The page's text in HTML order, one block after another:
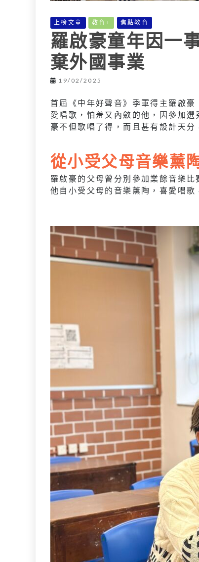
上榜文章 教育+ 焦點教育
羅啟豪童年因一
棄外國事業
19/02/2025
首屆《中年好聲音》季軍得主羅啟
愛唱歌，怕羞又內斂的他，因參加
豪不但歌唱了得，而且甚有設計天分
從小受父母音樂薰
羅啟豪的父母曾分別參加業餘音樂
他自小受父母的音樂薰陶，喜愛唱